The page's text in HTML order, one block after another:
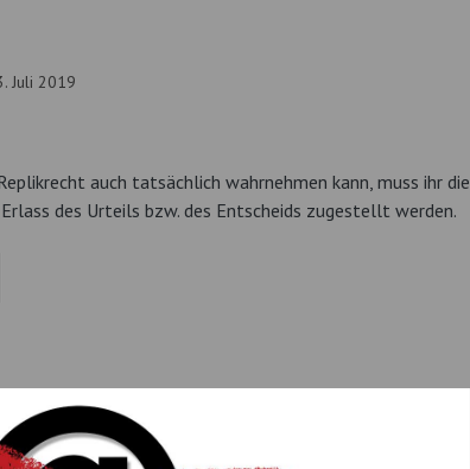
Juli 2019
auch tatsächlich wahrnehmen kann, muss ihr die
des Urteils bzw. des Entscheids zugestellt werden.